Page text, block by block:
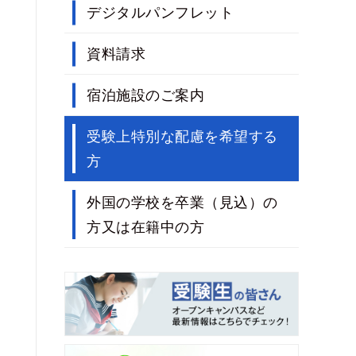
デジタルパンフレット
資料請求
宿泊施設のご案内
受験上特別な配慮を希望する
方
外国の学校を卒業（見込）の
方又は在籍中の方